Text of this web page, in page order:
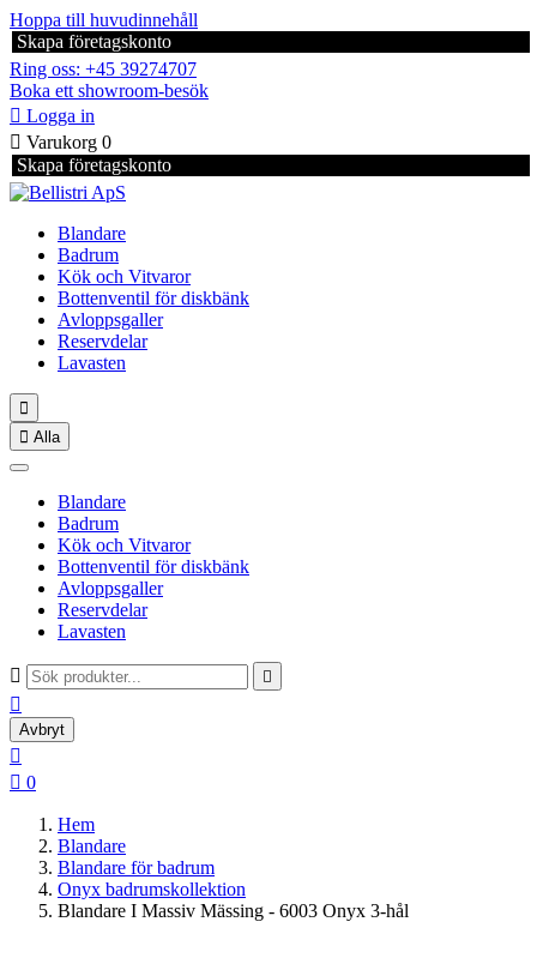
Hoppa till huvudinnehåll
Skapa företagskonto
Ring oss: +45 39274707
Boka ett showroom-besök
 Logga in
 Varukorg 0
Skapa företagskonto
Blandare
Badrum
Kök och Vitvaror
Bottenventil för diskbänk
Avloppsgaller
Reservdelar
Lavasten

 Alla
Blandare
Badrum
Kök och Vitvaror
Bottenventil för diskbänk
Avloppsgaller
Reservdelar
Lavasten
 

Avbryt

 0
Hem
Blandare
Blandare för badrum
Onyx badrumskollektion
Blandare I Massiv Mässing - 6003 Onyx 3-hål